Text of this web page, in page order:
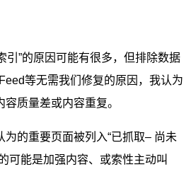
引”的原因可能有很多，但排除数据
等无需我们修复的原因，我认为
质量差或内容重复。
的重要页面被列入“已抓取– 尚未
可能是加强内容、或索性主动叫